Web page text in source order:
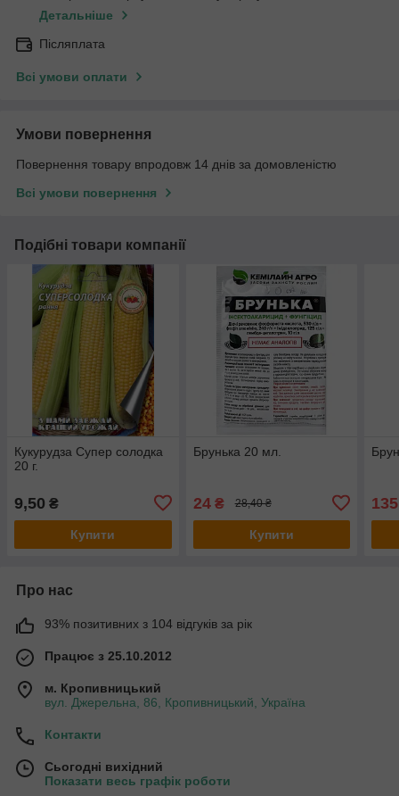
Детальніше
Післяплата
Всі умови оплати
Умови повернення
Повернення товару впродовж 14 днів за домовленістю
Всі умови повернення
Подібні товари компанії
Кукурудза Супер солодка
20 г.
9,50 ₴
Купити
Брунька 20 мл.
24₴ 28,40 ₴
Купити
135
Про нас
93% позитивних з 104 відгуків за рік
Працює з 25.10.2012
м. Кропивницький
вул. Джерельна, 86, Кропивницький, Україна
Контакти
Сьогодні вихідний
Показати весь графік роботи